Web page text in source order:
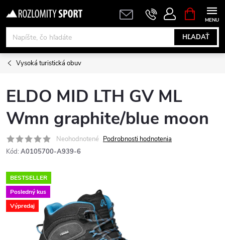
na
obsah
HĽADAŤ
KOŠÍK
Vysoká turistická obuv
ELDO MID LTH GV ML
Wmn graphite/blue moon
Neohodnotené Podrobnosti hodnotenia
Kód: A0105700-A939-6
BESTSELLER
Posledný kus
Výpredaj